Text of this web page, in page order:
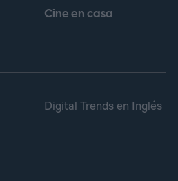
Cine en casa
Digital Trends en Inglés